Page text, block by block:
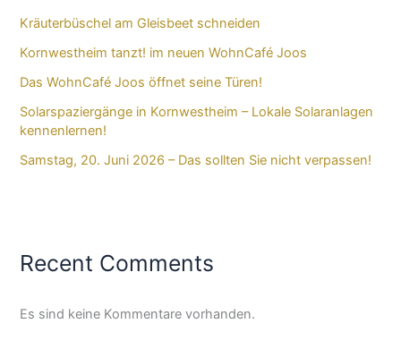
Kräuterbüschel am Gleisbeet schneiden
Kornwestheim tanzt! im neuen WohnCafé Joos
Das WohnCafé Joos öffnet seine Türen!
Solarspaziergänge in Kornwestheim – Lokale Solaranlagen
kennenlernen!
Samstag, 20. Juni 2026 – Das sollten Sie nicht verpassen!
Recent Comments
Es sind keine Kommentare vorhanden.